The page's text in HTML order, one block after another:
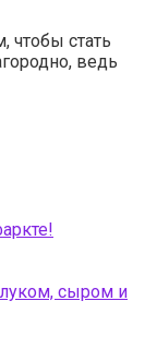
чтобы стать
ведь
сыром и